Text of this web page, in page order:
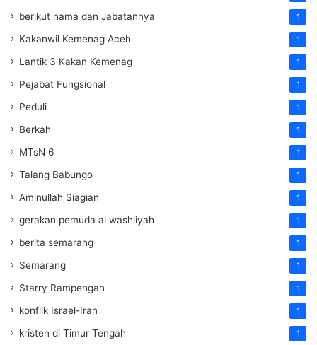
berikut nama dan Jabatannya 1
Kakanwil Kemenag Aceh 1
Lantik 3 Kakan Kemenag 1
Pejabat Fungsional 1
Peduli 1
Berkah 1
MTsN 6 1
Talang Babungo 1
Aminullah Siagian 1
gerakan pemuda al washliyah 1
berita semarang 1
Semarang 1
Starry Rampengan 1
konflik Israel-Iran 1
kristen di Timur Tengah 1